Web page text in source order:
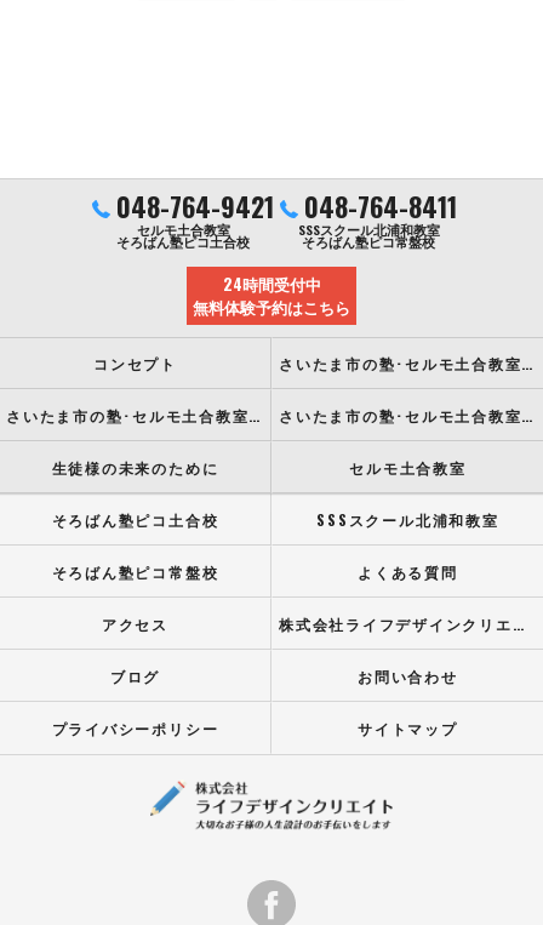
048-764-9421
セルモ土合教室
そろばん塾ピコ土合校
048-764-8411
SSSスクール北浦和教室
そろばん塾ピコ常盤校
24時間受付中
無料体験予約はこちら
コンセプト さいたま市の塾･セルモ土合教室の口コミ情報
さいたま市の塾･セルモ土合教室の評判 さいたま市の塾･セルモ土合教室のお客様の声
生徒様の未来のために セルモ土合教室
そろばん塾ピコ土合校 SSSスクール北浦和教室
そろばん塾ピコ常盤校 よくある質問
アクセス 株式会社ライフデザインクリエイト
ブログ お問い合わせ
プライバシーポリシー サイトマップ